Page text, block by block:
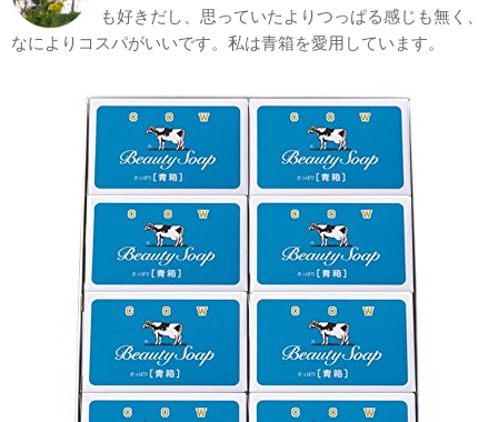
も好きだし、思っていたよりつっぱる感じも無く、
なによりコスパがいいです。私は青箱を愛用しています。